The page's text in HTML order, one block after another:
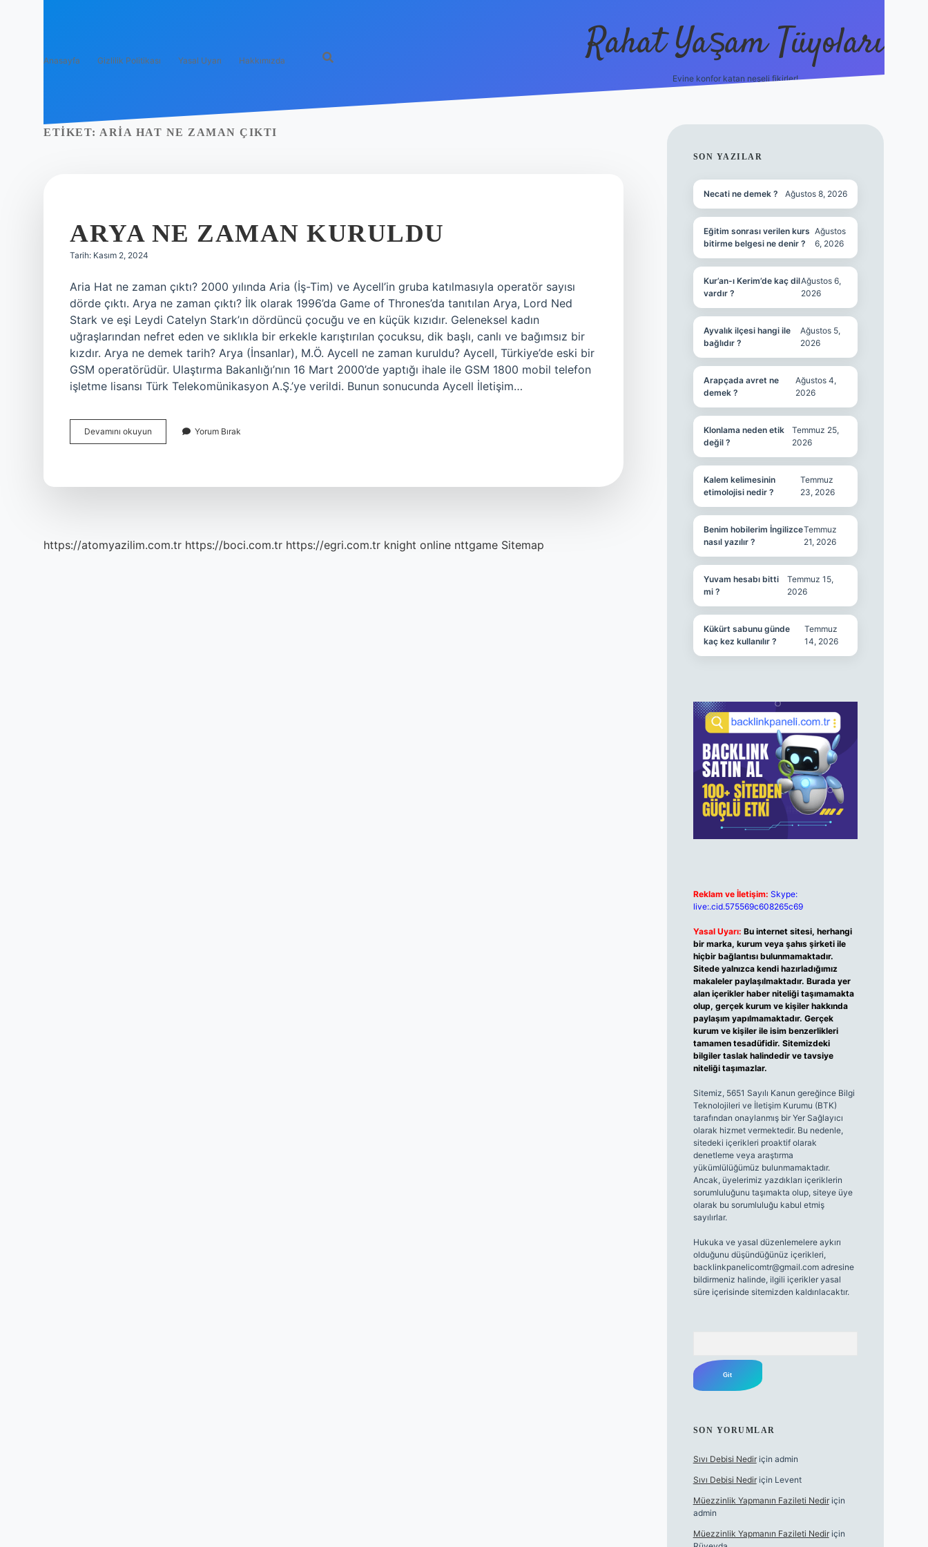
Anasayfa Gizlilik Politikası Yasal Uyarı Hakkımızda Rahat Yaşam Tüyoları
Evine konfor katan neşeli fikirler!
ETIKET: ARIA HAT NE ZAMAN ÇIKTI
ARYA NE ZAMAN KURULDU
Tarih: Kasım 2, 2024
Aria Hat ne zaman çıktı? 2000 yılında Aria (İş-Tim) ve Aycell’in gruba katılmasıyla operatör sayısı
dörde çıktı. Arya ne zaman çıktı? İlk olarak 1996’da Game of Thrones’da tanıtılan Arya, Lord Ned
Stark ve eşi Leydi Catelyn Stark’ın dördüncü çocuğu ve en küçük kızıdır. Geleneksel kadın
uğraşlarından nefret eden ve sıklıkla bir erkekle karıştırılan çocuksu, dik başlı, canlı ve bağımsız bir
kızdır. Arya ne demek tarih? Arya (İnsanlar), M.Ö. Aycell ne zaman kuruldu? Aycell, Türkiye’de eski bir
GSM operatörüdür. Ulaştırma Bakanlığı’nın 16 Mart 2000’de yaptığı ihale ile GSM 1800 mobil telefon
işletme lisansı Türk Telekomünikasyon A.Ş.’ye verildi. Bunun sonucunda Aycell İletişim…
Devamını okuyun
Ne
Yorum Bırak
https://atomyazilim.com.tr https://boci.com.tr https://egri.com.tr knight online nttgame Sitemap
SIDEBAR
SON YAZILAR
Necati ne demek ? Ağustos 8, 2026
Eğitim sonrası verilen kurs
bitirme belgesi ne denir ?
Ağustos
6, 2026
Kur’an-ı Kerim’de kaç dil
vardır ?
Ağustos 6,
2026
Ayvalık ilçesi hangi ile
bağlıdır ?
Ağustos 5,
2026
Arapçada avret ne
demek ?
Ağustos 4,
2026
Klonlama neden etik
değil ?
Temmuz 25,
2026
Kalem kelimesinin
etimolojisi nedir ?
Temmuz
23, 2026
Benim hobilerim İngilizce
nasıl yazılır ?
Temmuz
21, 2026
Yuvam hesabı bitti
mi ?
Temmuz 15,
2026
Kükürt sabunu günde
kaç kez kullanılır ?
Temmuz
14, 2026
Reklam ve İletişim: Skype:
live:.cid.575569c608265c69
Yasal Uyarı: Bu internet sitesi, herhangi
bir marka, kurum veya şahıs şirketi ile
hiçbir bağlantısı bulunmamaktadır.
Sitede yalnızca kendi hazırladığımız
makaleler paylaşılmaktadır. Burada yer
alan içerikler haber niteliği taşımamakta
olup, gerçek kurum ve kişiler hakkında
paylaşım yapılmamaktadır. Gerçek
kurum ve kişiler ile isim benzerlikleri
tamamen tesadüfidir. Sitemizdeki
bilgiler taslak halindedir ve tavsiye
niteliği taşımazlar.
Sitemiz, 5651 Sayılı Kanun gereğince Bilgi
Teknolojileri ve İletişim Kurumu (BTK)
tarafından onaylanmış bir Yer Sağlayıcı
olarak hizmet vermektedir. Bu nedenle,
sitedeki içerikleri proaktif olarak
denetleme veya araştırma
yükümlülüğümüz bulunmamaktadır.
Ancak, üyelerimiz yazdıkları içeriklerin
sorumluluğunu taşımakta olup, siteye üye
olarak bu sorumluluğu kabul etmiş
sayılırlar.
Hukuka ve yasal düzenlemelere aykırı
olduğunu düşündüğünüz içerikleri,
backlinkpanelicomtr@gmail.comadresine
bildirmeniz halinde, ilgili içerikler yasal
süre içerisinde sitemizden kaldırılacaktır.
SON YORUMLAR
Sıvı Debisi Nediriçin admin
Sıvı Debisi Nediriçin Levent
Müezzinlik Yapmanın Fazileti Nediriçin
admin
Müezzinlik Yapmanın Fazileti Nediriçin
ilbet canlı maç